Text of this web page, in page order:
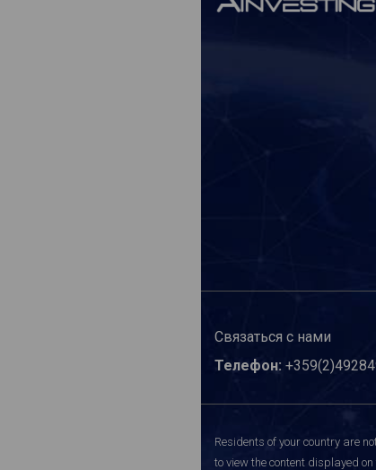
Связаться с нами
Телефон:
Residents of your country are
to view the content displayed